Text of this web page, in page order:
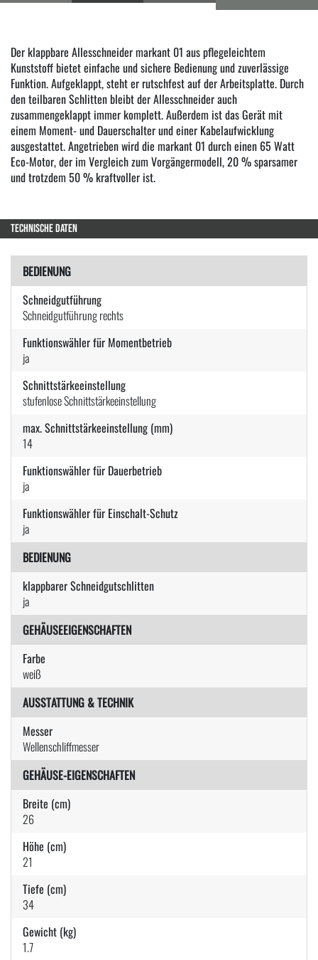
Der klappbare Allesschneider markant 01 aus pflegeleichtem
Kunststoff bietet einfache und sichere Bedienung und zuverlässige
Funktion. Aufgeklappt, steht er rutschfest auf der Arbeitsplatte. Durch
den teilbaren Schlitten bleibt der Allesschneider auch
zusammengeklappt immer komplett. Außerdem ist das Gerät mit
einem Moment- und Dauerschalter und einer Kabelaufwicklung
ausgestattet. Angetrieben wird die markant 01 durch einen 65 Watt
Eco-Motor, der im Vergleich zum Vorgängermodell, 20 % sparsamer
und trotzdem 50 % kraftvoller ist.
TECHNISCHE DATEN
BEDIENUNG
Schneidgutführung
Schneidgutführung rechts
Funktionswähler für Momentbetrieb
ja
Schnittstärkeeinstellung
stufenlose Schnittstärkeeinstellung
max. Schnittstärkeeinstellung (mm)
14
Funktionswähler für Dauerbetrieb
ja
Funktionswähler für Einschalt-Schutz
ja
BEDIENUNG
klappbarer Schneidgutschlitten
ja
GEHÄUSEEIGENSCHAFTEN
Farbe
weiß
AUSSTATTUNG & TECHNIK
Messer
Wellenschliffmesser
GEHÄUSE-EIGENSCHAFTEN
Breite (cm)
26
Höhe (cm)
21
Tiefe (cm)
34
Gewicht (kg)
1.7